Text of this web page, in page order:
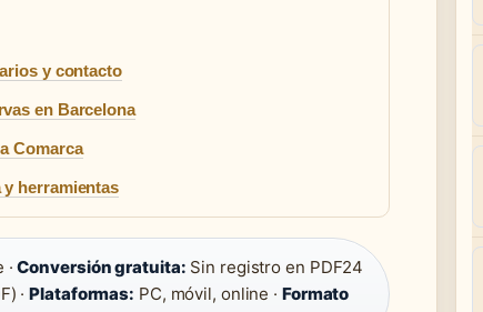
y contacto
en Barcelona
Comarca
herramientas
·Conversión gratuita: Sin registro en PDF24
·Plataformas: PC, móvil, online · Formato